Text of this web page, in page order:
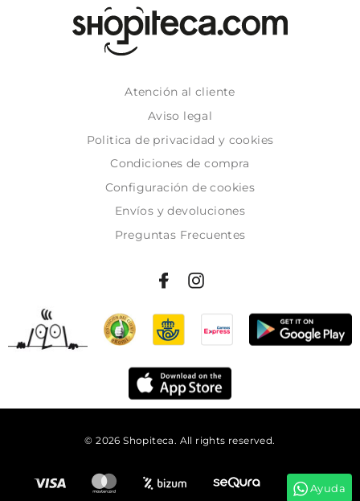
Atención al cliente
Aviso legal
Politica de privacidad y cookies
Condiciones de compra
Configuración de cookies
Envíos y devoluciones
Preguntas Frecuentes
© 2026 Shopiteca. All rights reserved.
Ayuda